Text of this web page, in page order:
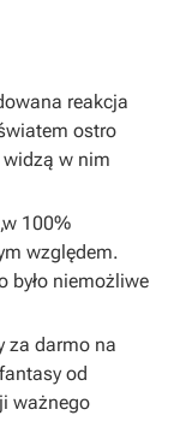
reakcja
ostro
widzą w nim
100%
względem.
było niemożliwe
za darmo na
od
ważnego